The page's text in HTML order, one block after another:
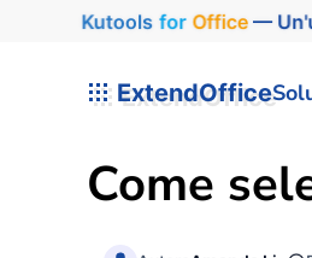
Kutools for Office—
ExtendOffice
Come